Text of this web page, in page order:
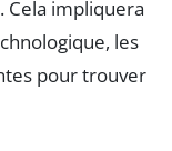
Cela impliquera
les
pour trouver